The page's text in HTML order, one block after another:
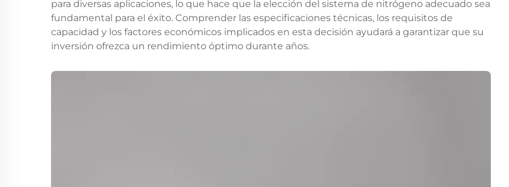
para diversas aplicaciones, lo que hace que la elección del sistema de nitrógeno adecuado sea
fundamental para el éxito. Comprender las especificaciones técnicas, los requisitos de
capacidad y los factores económicos implicados en esta decisión ayudará a garantizar que su
inversión ofrezca un rendimiento óptimo durante años.